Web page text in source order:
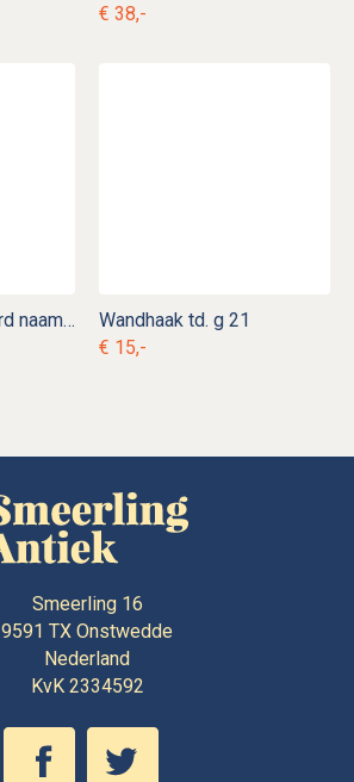
€ 38,-
Metalen uithangbord naambord
Wandhaak td. g 21
€ 15,-
Smeerling 16
9591 TX Onstwedde
Nederland
KvK 2334592